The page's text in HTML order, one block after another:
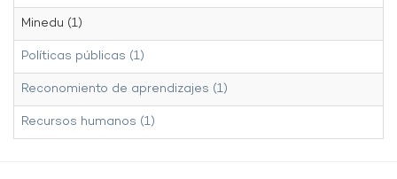
Minedu (1)
Políticas públicas (1)
Reconomiento de aprendizajes (1)
Recursos humanos (1)